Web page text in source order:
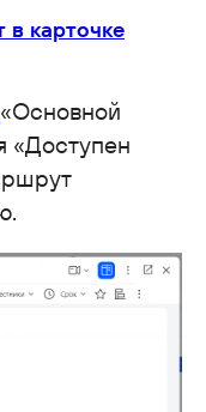
карточке
«Основной
«Доступен